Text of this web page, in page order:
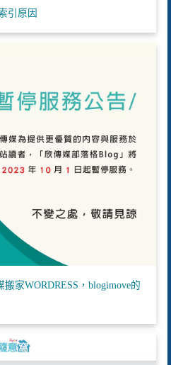
引原因
家WORDRESS，blogimove的